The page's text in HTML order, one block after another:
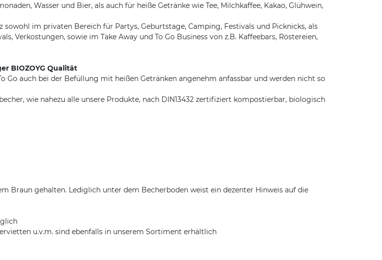
Wasser und Bier, als auch für heiße Getränke wie Tee, Milchkaffee, Kakao, Glühwein,
im privaten Bereich für Partys, Geburtstage, Camping, Festivals und Picknicks, als
Verkostungen, sowie im Take Away und To Go Business von z.B. Kaffeebars, Röstereien,
BIOZOYG Qualität
Go auch bei der Befüllung mit heißen Getränken angenehm anfassbar und werden nicht so
wie nahezu alle unsere Produkte, nach DIN13432 zertifiziert kompostierbar, biologisch
Braun gehalten. Lediglich unter dem Becherboden weist ein dezenter Hinweis auf die
u.v.m. sind ebenfalls in unserem Sortiment erhältlich